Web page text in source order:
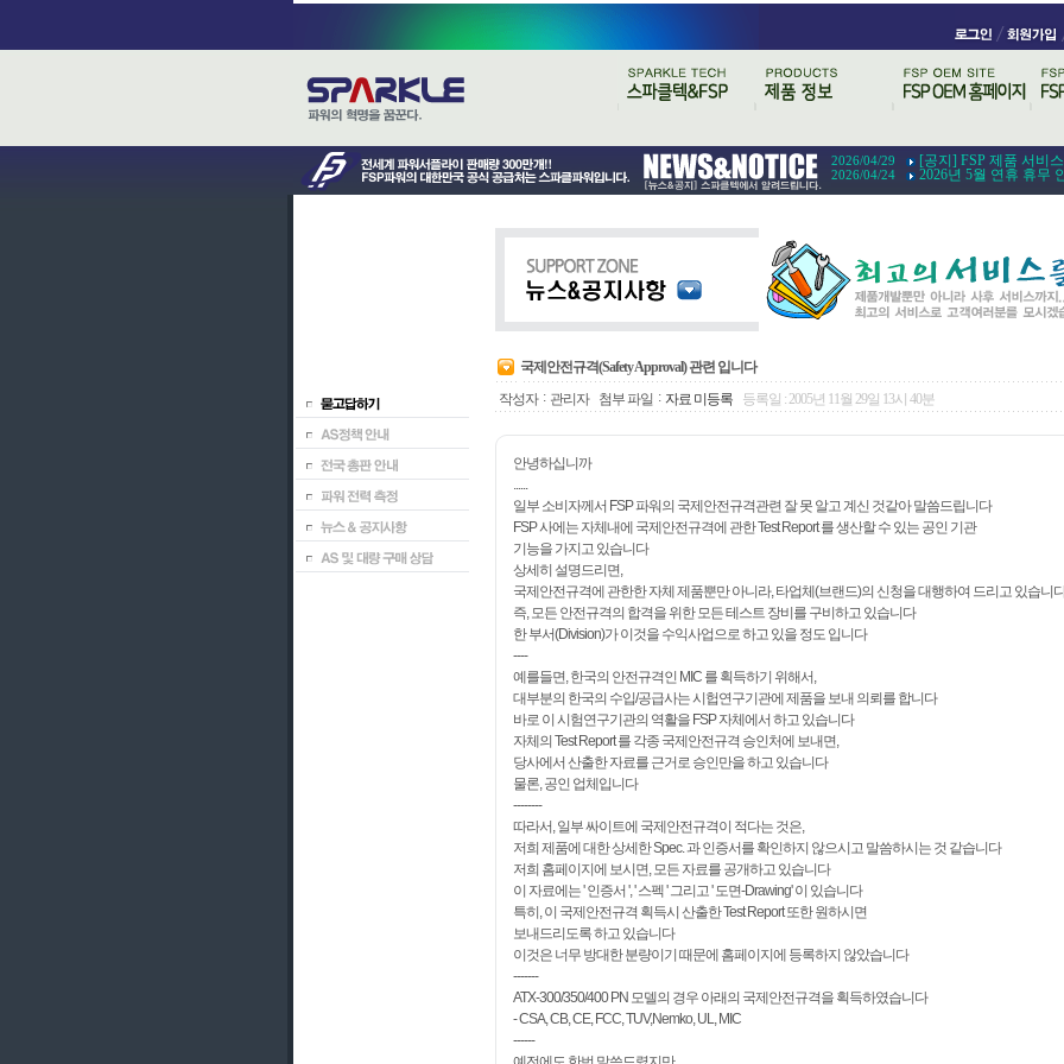
2026/04/29 [공지] FSP 제품 서비
2026/04/24 2026년 5월 연휴 휴무
국제안전규격(Safety Approval) 관련 입니다
작성자 : 관리자 첨부 파일 : 자료 미등록 등록일 : 2005년 11월 29일 13시 40분
안녕하십니까
......
일부 소비자께서 FSP 파워의 국제안전규격관련 잘 못 알고 계신 것같아 말씀드립니다
FSP 사에는 자체내에 국제안전규격에 관한 Test Report 를 생산할 수 있는 공인 기관
기능을 가지고 있습니다
상세히 설명드리면,
국제안전규격에 관한한 자체 제품뿐만 아니라, 타업체(브랜드)의 신청을 대행하여 드리고 있습니
즉, 모든 안전규격의 합격을 위한 모든 테스트 장비를 구비하고 있습니다
한 부서(Division)가 이것을 수익사업으로 하고 있을 정도 입니다
----
예를들면, 한국의 안전규격인 MIC 를 획득하기 위해서,
대부분의 한국의 수입/공급사는 시헙연구기관에 제품을 보내 의뢰를 합니다
바로 이 시험연구기관의 역활을 FSP 자체에서 하고 있습니다
자체의 Test Report 를 각종 국제안전규격 승인처에 보내면,
당사에서 산출한 자료를 근거로 승인만을 하고 있습니다
물론, 공인 업체입니다
--------
따라서, 일부 싸이트에 국제안전규격이 적다는 것은,
저희 제품에 대한 상세한 Spec. 과 인증서를 확인하지 않으시고 말씀하시는 것 같습니다
저희 홈페이지에 보시면, 모든 자료를 공개하고 있습니다
이 자료에는 ' 인증서 ', ' 스펙 ' 그리고 ' 도면-Drawing' 이 있습니다
특히, 이 국제안전규격 획득시 산출한 Test Report 또한 원하시면
보내드리도록 하고 있습니다
이것은 너무 방대한 분량이기 때문에 홈페이지에 등록하지 않았습니다
-------
ATX-300/350/400 PN 모델의 경우 아래의 국제안전규격을 획득하였습니다
- CSA, CB, CE, FCC, TUV,Nemko, UL, MIC
------